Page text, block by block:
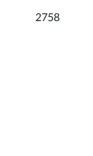
2758